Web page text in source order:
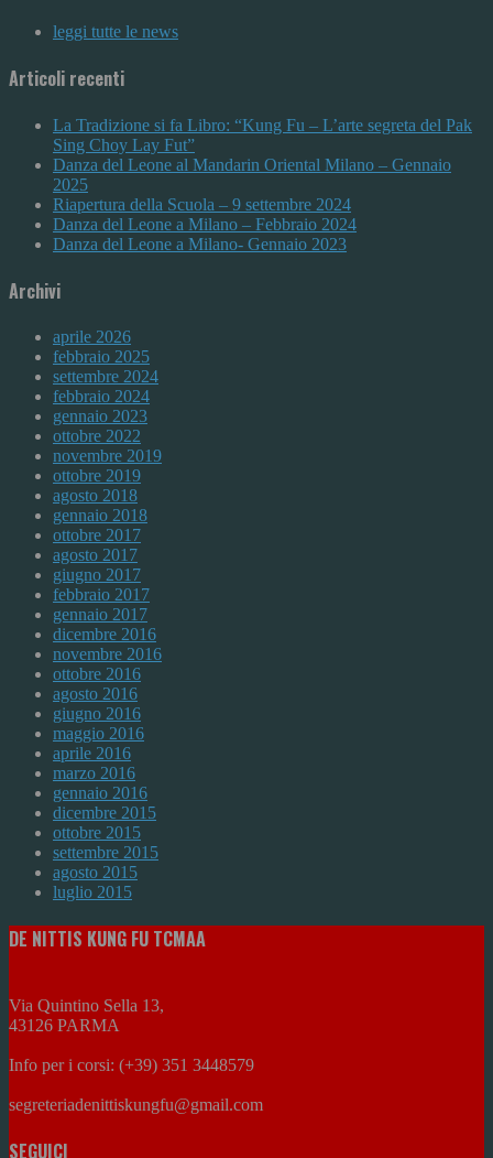
leggi tutte le news
Articoli recenti
La Tradizione si fa Libro: “Kung Fu – L’arte segreta del Pak
Sing Choy Lay Fut”
Danza del Leone al Mandarin Oriental Milano – Gennaio
2025
Riapertura della Scuola – 9 settembre 2024
Danza del Leone a Milano – Febbraio 2024
Danza del Leone a Milano- Gennaio 2023
Archivi
aprile 2026
febbraio 2025
settembre 2024
febbraio 2024
gennaio 2023
ottobre 2022
novembre 2019
ottobre 2019
agosto 2018
gennaio 2018
ottobre 2017
agosto 2017
giugno 2017
febbraio 2017
gennaio 2017
dicembre 2016
novembre 2016
ottobre 2016
agosto 2016
giugno 2016
maggio 2016
aprile 2016
marzo 2016
gennaio 2016
dicembre 2015
ottobre 2015
settembre 2015
agosto 2015
luglio 2015
DE NITTIS KUNG FU TCMAA
Via Quintino Sella 13,
43126 PARMA
Info per i corsi: (+39) 351 3448579
segreteriadenittiskungfu@gmail.com
SEGUICI